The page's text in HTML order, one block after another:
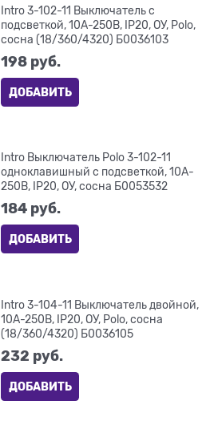
Intro 3-102-11 Выключатель с
подсветкой, 10А-250В, IP20, ОУ, Polo,
сосна (18/360/4320) Б0036103
198 руб.
ДОБАВИТЬ
Intro Выключатель Polo 3-102-11
одноклавишный с подсветкой, 10A-
250В, IP20, ОУ, сосна Б0053532
184 руб.
ДОБАВИТЬ
Intro 3-104-11 Выключатель двойной,
10А-250В, IP20, ОУ, Polo, сосна
(18/360/4320) Б0036105
232 руб.
ДОБАВИТЬ